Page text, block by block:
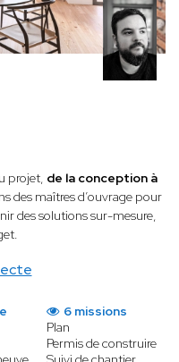
projet, de la conception à
des maîtres d’ouvrage pour
des solutions sur-mesure,
6 missions
Plan
Permis de construire